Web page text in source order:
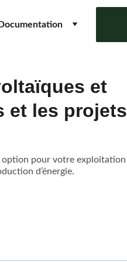
et
et les projets
option pour votre exploitation
d’énergie.